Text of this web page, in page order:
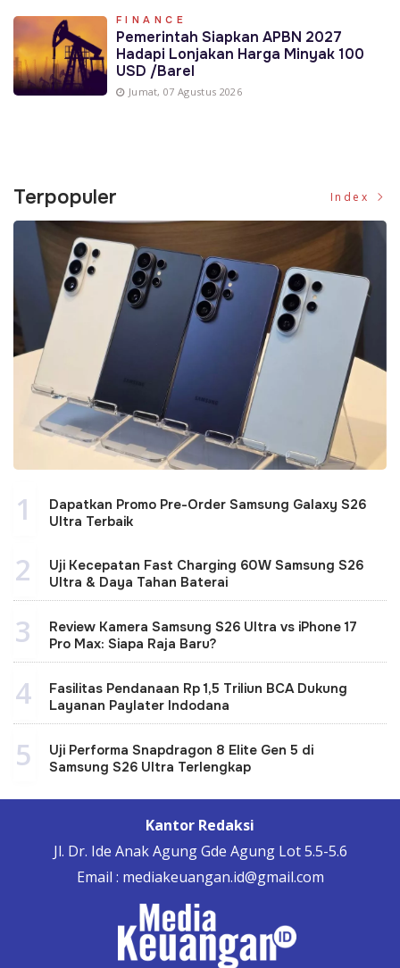
FINANCE
Pemerintah Siapkan APBN 2027
Hadapi Lonjakan Harga Minyak 100
USD /Barel
Jumat, 07 Agustus 2026
Terpopuler Index
1
Dapatkan Promo Pre-Order Samsung Galaxy S26
Ultra Terbaik
2
Uji Kecepatan Fast Charging 60W Samsung S26
Ultra & Daya Tahan Baterai
3
Review Kamera Samsung S26 Ultra vs iPhone 17
Pro Max: Siapa Raja Baru?
4
Fasilitas Pendanaan Rp 1,5 Triliun BCA Dukung
Layanan Paylater Indodana
5
Uji Performa Snapdragon 8 Elite Gen 5 di
Samsung S26 Ultra Terlengkap
Kantor Redaksi
Jl. Dr. Ide Anak Agung Gde Agung Lot 5.5-5.6
Email : mediakeuangan.id@gmail.com